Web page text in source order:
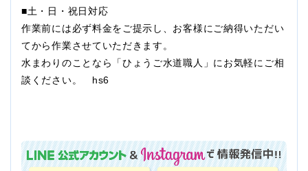
■土・日・祝日対応
作業前には必ず料金をご提示し、お客様にご納得いただい
てから作業させていただきます。
水まわりのことなら「ひょうご水道職人」にお気軽にご相
談ください。 hs6